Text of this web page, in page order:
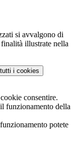
si avvalgono di
illustrate nella
i cookies
consentire.
funzionamento della
potete